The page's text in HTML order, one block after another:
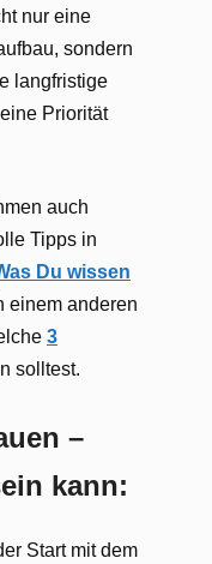
nur eine
sondern
langfristige
Priorität
auch
Tipps in
Du wissen
einem anderen
3
solltest.
–
kann:
Start mit dem